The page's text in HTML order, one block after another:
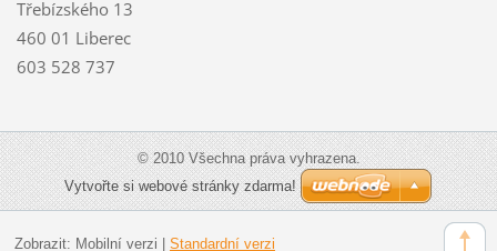
Třebízského 13
460 01 Liberec
603 528 737
© 2010 Všechna práva vyhrazena.
Vytvořte si webové stránky zdarma!
Zobrazit: Mobilní verzi Standardní verzi